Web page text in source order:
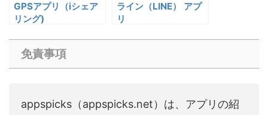
GPSアプリ（iシェア
リング)
ライン（LINE） アプ
リ
免責事項
appspicks（appspicks.net）は、アプリの紹